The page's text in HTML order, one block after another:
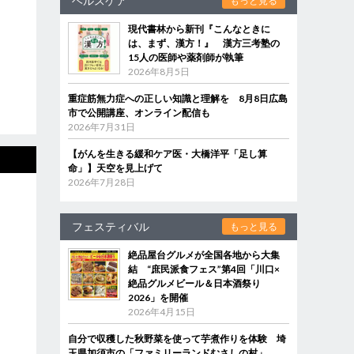
現代書林から新刊『こんなときに
は、まず、漢方！』 漢方三考塾の
15人の医師や薬剤師が執筆
2026年8月5日
重症筋無力症への正しい知識と理解を 8月8日広島
市で公開講座、オンライン配信も
2026年7月31日
【がんを生きる緩和ケア医・大橋洋平「足し算
命」】天空を見上げて
2026年7月28日
フェスティバル もっと見る
絶品屋台グルメが全国各地から大集
結 “庶民派食フェス”第4回「川口×
絶品グルメビール＆日本酒祭り
2026」を開催
2026年4月15日
自分で収穫した秋野菜を使って芋煮作りを体験 埼